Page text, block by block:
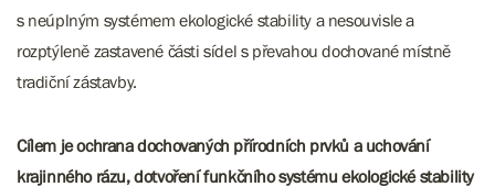
s neúplným systémem ekologické stability a nesouvisle a
rozptýleně zastavené části sídel s převahou dochované místně
tradiční zástavby.
Cílem je ochrana dochovaných přírodních prvků a uchování
krajinného rázu, dotvoření funkčního systému ekologické stability